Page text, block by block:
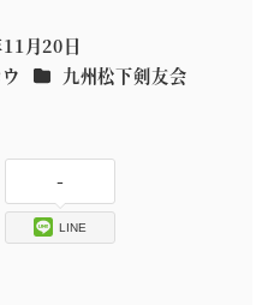
月20日
カテゴリー
九州松下剣友会
-
LINE